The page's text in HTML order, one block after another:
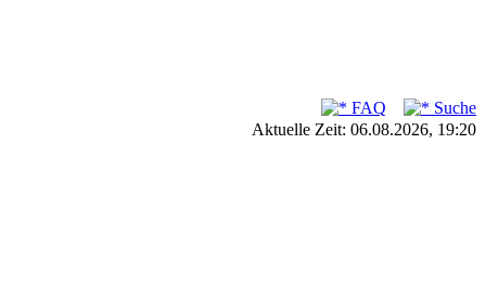
FAQ
Suche
Aktuelle Zeit: 06.08.2026, 19:20